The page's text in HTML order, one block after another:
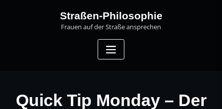
Straßen-Philosophie
Frauen auf der Straße ansprechen
Quick Tip Monday – Der